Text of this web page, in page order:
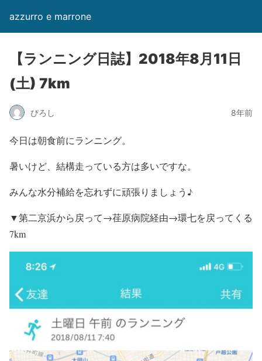
azzurro e marrone
【ランニング日誌】2018年8月11日
(土) 7km
ぴろし 8年前
今日は朝食前にランニング。
暑いけど、結構走っている方は多いですな。
みんな水分補給を忘れずに頑張りましょう♪
▼第二京浜から戻って→荏原病院経由→環七を戻ってくる
7km